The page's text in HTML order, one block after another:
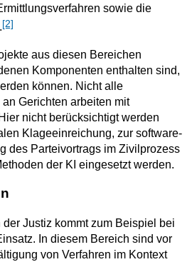
sowie die
[2]
aus diesen Bereichen
Komponenten enthalten sind,
können. Nicht alle
Gerichten arbeiten mit
nicht berücksichtigt werden
Klageeinreichung, zur software-
des Parteivortrags im Zivilprozess
der KI eingesetzt werden.
Justiz kommt zum Beispiel bei
In diesem Bereich sind vor
von Verfahren im Kontext